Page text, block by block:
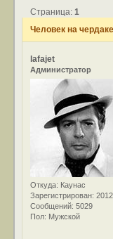
Человек на
Страница:1
lafajet
Администратор
Откуда: Каунас
Зарегистрирован:
Сообщений: 5029
Пол: Мужской